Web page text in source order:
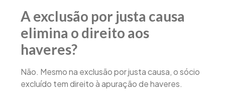
A exclusão por justa causa
elimina o direito aos
haveres?
Não. Mesmo na exclusão por justa causa, o sócio
excluído tem direito à apuração de haveres.